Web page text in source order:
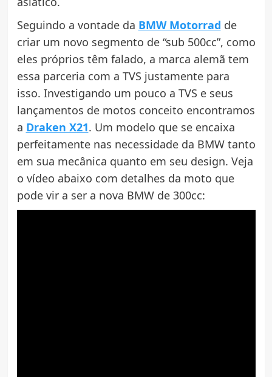
Seguindo a vontade da BMW Motorrad de
criar um novo segmento de “sub 500cc”, como
eles próprios têm falado, a marca alemã tem
essa parceria com a TVS justamente para
isso. Investigando um pouco a TVS e seus
lançamentos de motos conceito encontramos
a Draken X21. Um modelo que se encaixa
perfeitamente nas necessidade da BMW tanto
em sua mecânica quanto em seu design. Veja
o vídeo abaixo com detalhes da moto que
pode vir a ser a nova BMW de 300cc: